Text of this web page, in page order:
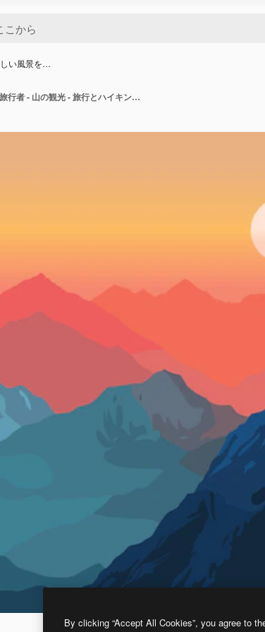
い風景を…
山を登る - 山の頂上で山の美しい風景を眺める旅行者 - 山の観光 - 旅行とハイキング - ベクター
By clicking “Accept All Cookies”, you agree to